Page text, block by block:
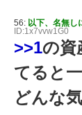
56: 以下、名無し
ID:1x7vvw1G0
>>1の資
てると
どんな